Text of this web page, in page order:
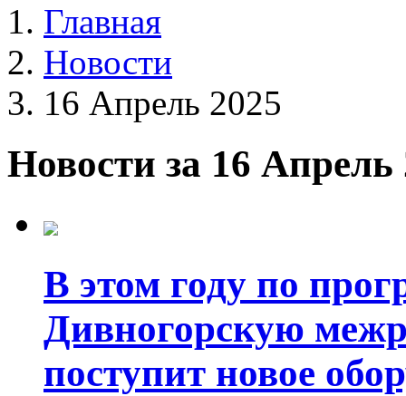
Главная
Новости
16 Апрель 2025
Новости за 16 Апрель
В этом году по
Дивногорскую
поступит новое